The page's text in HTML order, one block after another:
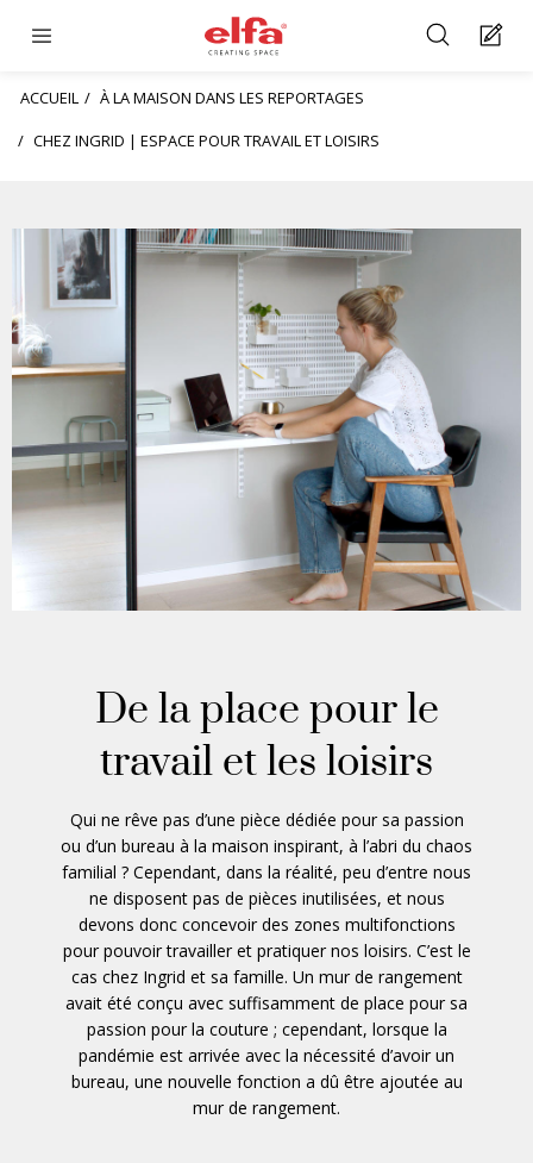
ACCUEIL
À LA MAISON DANS LES REPORTAGES
CHEZ INGRID | ESPACE POUR TRAVAIL ET LOISIRS
De la place pour le
travail et les loisirs
Qui ne rêve pas d’une pièce dédiée pour sa passion
ou d’un bureau à la maison inspirant, à l’abri du chaos
familial ? Cependant, dans la réalité, peu d’entre nous
ne disposent pas de pièces inutilisées, et nous
devons donc concevoir des zones multifonctions
pour pouvoir travailler et pratiquer nos loisirs. C’est le
cas chez Ingrid et sa famille. Un mur de rangement
avait été conçu avec suffisamment de place pour sa
passion pour la couture ; cependant, lorsque la
pandémie est arrivée avec la nécessité d’avoir un
bureau, une nouvelle fonction a dû être ajoutée au
mur de rangement.